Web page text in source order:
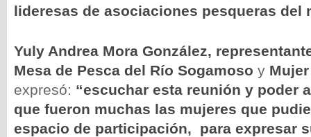
lideresas de asociaciones pesqueras del
Yuly Andrea Mora González,
Mesa de Pesca del Río Sogamoso y
expresó: “escuchar esta reunión y poder
que fueron muchas las mujeres que
espacio de participación, para expresar
wp-
wp-